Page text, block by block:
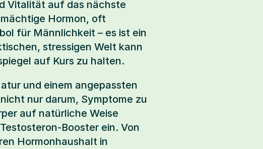
Vitalität auf das nächste
Hormon, oft
für Männlichkeit – es ist ein
stressigen Welt kann
auf Kurs zu halten.
und einem angepassten
nur darum, Symptome zu
auf natürliche Weise
Booster ein. Von
Hormonhaushalt in